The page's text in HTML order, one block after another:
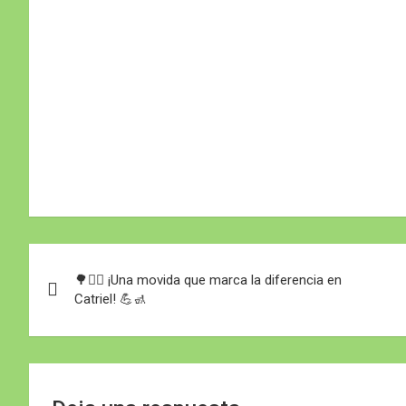
de
entradas
🌳👷‍♀️ ¡Una movida que marca la diferencia en
Catriel! 💪🚮